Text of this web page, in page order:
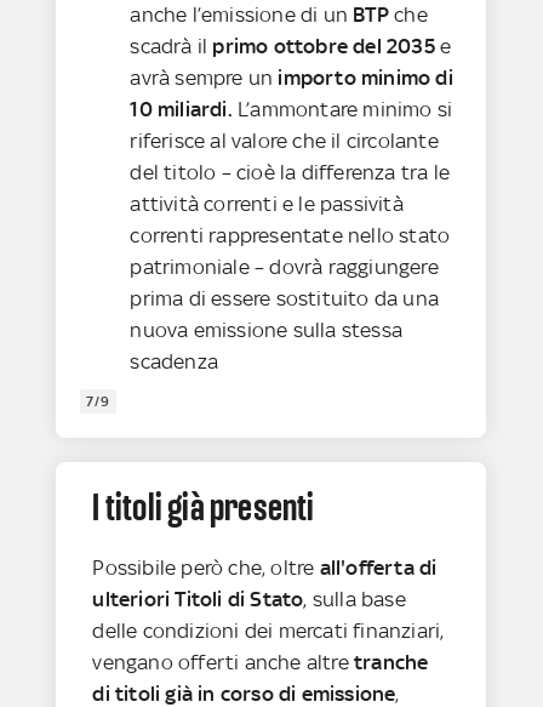
anche l’emissione di un BTPche
scadrà il primo ottobre del 2035e
avrà sempre un importo minimo di
10 miliardi. L’ammontare minimo si
riferisce al valore che il circolante
del titolo – cioè la differenza tra le
attività correnti e le passività
correnti rappresentate nello stato
patrimoniale – dovrà raggiungere
prima di essere sostituito da una
nuova emissione sulla stessa
scadenza
7/9
I titoli già presenti
Possibile però che, oltre all'offerta di
ulteriori Titoli di Stato, sulla base
delle condizioni dei mercati finanziari,
vengano offerti anche altretranche
di titoli già in corso di emissione,